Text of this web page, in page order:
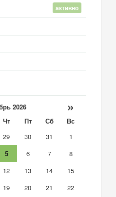
активно
2026 »
Чт Пт Сб
Вс
29 30 31
1
5 6 7
8
12 13 14
15
19 20 21
22